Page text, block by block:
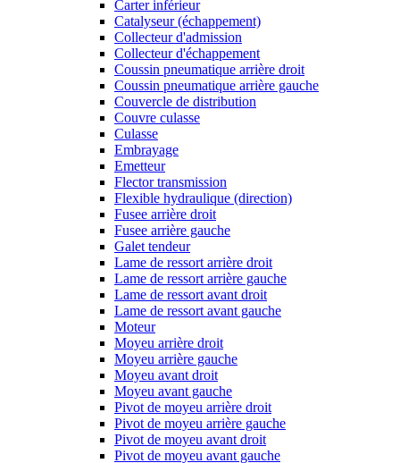
Carter inférieur
Catalyseur (échappement)
Collecteur d'admission
Collecteur d'échappement
Coussin pneumatique arrière droit
Coussin pneumatique arrière gauche
Couvercle de distribution
Couvre culasse
Culasse
Embrayage
Emetteur
Flector transmission
Flexible hydraulique (direction)
Fusee arrière droit
Fusee arrière gauche
Galet tendeur
Lame de ressort arrière droit
Lame de ressort arrière gauche
Lame de ressort avant droit
Lame de ressort avant gauche
Moteur
Moyeu arrière droit
Moyeu arrière gauche
Moyeu avant droit
Moyeu avant gauche
Pivot de moyeu arrière droit
Pivot de moyeu arrière gauche
Pivot de moyeu avant droit
Pivot de moyeu avant gauche